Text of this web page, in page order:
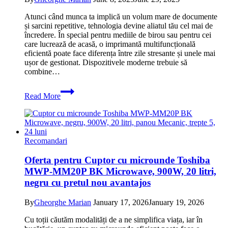
Atunci când munca ta implică un volum mare de documente
și sarcini repetitive, tehnologia devine aliatul tău cel mai de
încredere. În special pentru mediile de birou sau pentru cei
care lucrează de acasă, o imprimantă multifuncțională
eficientă poate face diferența între zile stresante și unele mai
ușor de gestionat. Dispozitivele moderne trebuie să
combine…
Read More
Oferta
pentru
Brother
DCP-
Laser
A4
Wireless
Negru
cu
pret
bun
in
promotie
Recomandari
Oferta pentru Cuptor cu microunde Toshiba
MWP-MM20P BK Microwave, 900W, 20 litri,
negru cu pretul nou avantajos
ByGheorghe Marian January 17, 2026January 19, 2026
Cu toții căutăm modalități de a ne simplifica viața, iar în